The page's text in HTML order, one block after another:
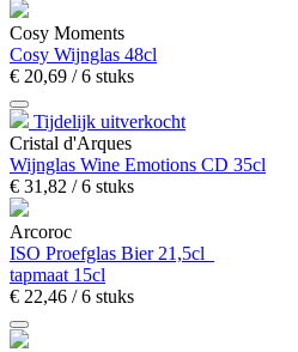
Cosy Moments
Cosy Wijnglas 48cl
€ 20,69 / 6 stuks
Tijdelijk uitverkocht
Cristal d'Arques
Wijnglas Wine Emotions CD 35cl
€ 31,82 / 6 stuks
Arcoroc
ISO Proefglas Bier 21,5cl
tapmaat 15cl
€ 22,46 / 6 stuks